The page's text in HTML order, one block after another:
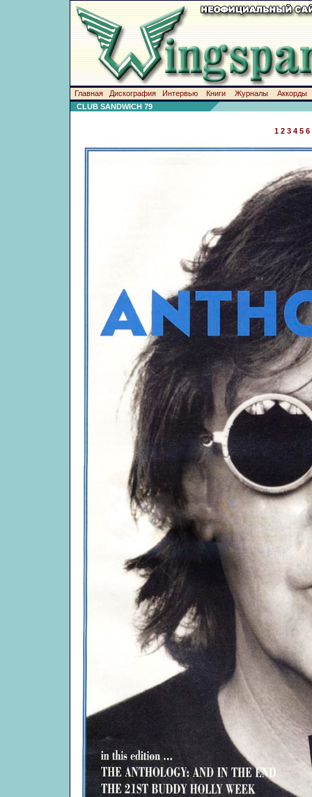
Главная Дискография Интервью Книги Журналы
Аккорды
CLUB SANDWICH 79
1 2 3 4 5 6